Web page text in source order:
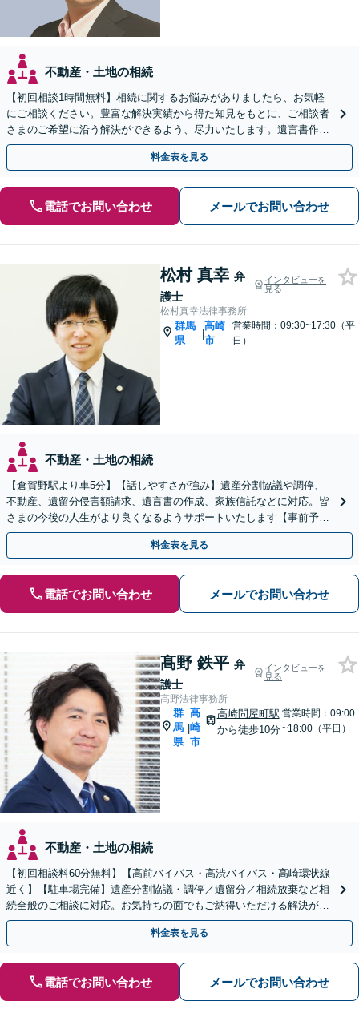
不動産・土地の相続
【初回相談1時間無料】相続に関するお悩みがありましたら、お気軽
にご相談ください。豊富な解決実績から得た知見をもとに、ご相談者
さまのご希望に沿う解決ができるよう、尽力いたします。遺言書作
成、相続放棄などにも対応いたします。【夜間・休日対応可】
料金表を見る
電話でお問い合わせ メールでお問い合わせ
松村 真幸 弁
護士
インタビューを
見る
松村真幸法律事務所
群馬
県
|
高崎
市
営業時間：09:30~17:30（平
日）
不動産・土地の相続
【倉賀野駅より車5分】【話しやすさが強み】遺産分割協議や調停、
不動産、遺留分侵害額請求、遺言書の作成、家族信託などに対応。皆
さまの今後の人生がより良くなるようサポートいたします【事前予約
で時間外面談可】【ビデオ面談可】【初回面談無料】
料金表を見る
電話でお問い合わせ メールでお問い合わせ
髙野 鉄平 弁
護士
インタビューを
見る
髙野法律事務所
群
馬
県
|
高
崎
市
高崎問屋町駅
から徒歩10分
営業時間：09:00
~18:00（平日）
不動産・土地の相続
【初回相談料60分無料】【高前バイパス・高渋バイパス・高崎環状線
近く】【駐車場完備】遺産分割協議・調停／遺留分／相続放棄など相
続全般のご相談に対応。お気持ちの面でもご納得いただける解決がで
きるよう粘り強く対応いたします【休日・夜間対応可】
料金表を見る
電話でお問い合わせ メールでお問い合わせ